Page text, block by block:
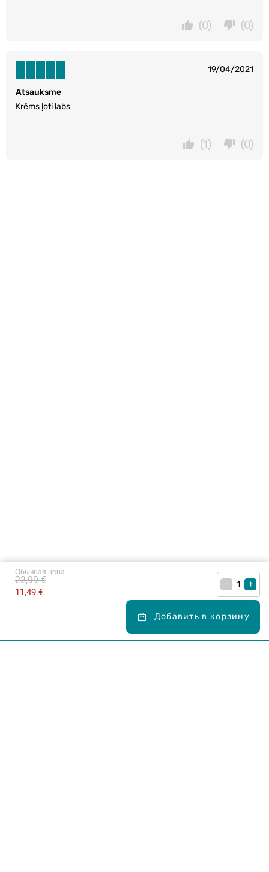
Обычная цена
11,49 €
22,99 € – +
Добавить в корзину
(0)
(0)
19/04/2021
Atsauksme
Krēms ļoti labs
(0)
(1)